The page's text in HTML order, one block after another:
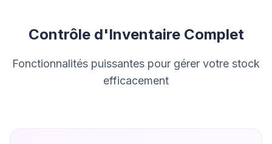
Contrôle d'Inventaire Complet
Fonctionnalités puissantes pour gérer votre stock
efficacement